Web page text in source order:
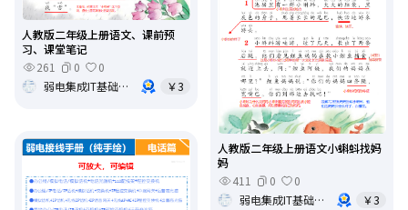
人教版二年级上册语文、课前预
习、课堂笔记
261
0
0
弱电集成IT基础架构运维
￥3
人教版二年级上册语文小蝌蚪找妈
妈
411
0
0
弱电集成IT基础架构运维
￥3